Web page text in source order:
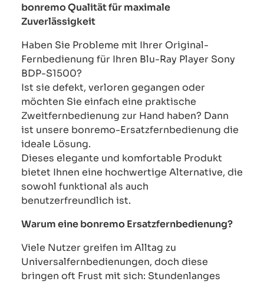
bonremo Qualität für maximale
Zuverlässigkeit
Haben Sie Probleme mit Ihrer Original-
Fernbedienung für Ihren Blu-Ray Player Sony
BDP-S1500?
Ist sie defekt, verloren gegangen oder
möchten Sie einfach eine praktische
Zweitfernbedienung zur Hand haben? Dann
ist unsere bonremo-Ersatzfernbedienung die
ideale Lösung.
Dieses elegante und komfortable Produkt
bietet Ihnen eine hochwertige Alternative, die
sowohl funktional als auch
benutzerfreundlich ist.
Warum eine bonremo Ersatzfernbedienung?
Viele Nutzer greifen im Alltag zu
Universalfernbedienungen, doch diese
bringen oft Frust mit sich: Stundenlanges